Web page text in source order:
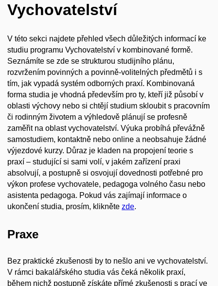
Vychovatelství
V této sekci najdete přehled všech důležitých informací ke
studiu programu Vychovatelství v kombinované formě.
Seznámíte se zde se strukturou studijního plánu,
rozvržením povinných a povinně-volitelných předmětů i s
tím, jak vypadá systém odborných praxí. Kombinovaná
forma studia je vhodná především pro ty, kteří již působí v
oblasti výchovy nebo si chtějí studium skloubit s pracovním
či rodinným životem a výhledově plánují se profesně
zaměřit na oblast vychovatelství. Výuka probíhá převážně
samostudiem, kontaktně nebo online a neobsahuje žádné
výjezdové kurzy. Důraz je kladen na propojení teorie s
praxí – studující si sami volí, v jakém zařízení praxi
absolvují, a postupně si osvojují dovednosti potřebné pro
výkon profese vychovatele, pedagoga volného času nebo
asistenta pedagoga. Pokud vás zajímají informace o
ukončení studia, prosím, klikněte zde.
Praxe
Bez praktické zkušenosti by to nešlo ani ve vychovatelství.
V rámci bakalářského studia vás čeká několik praxí,
během nichž postupně získáte přímé zkušenosti s prací ve